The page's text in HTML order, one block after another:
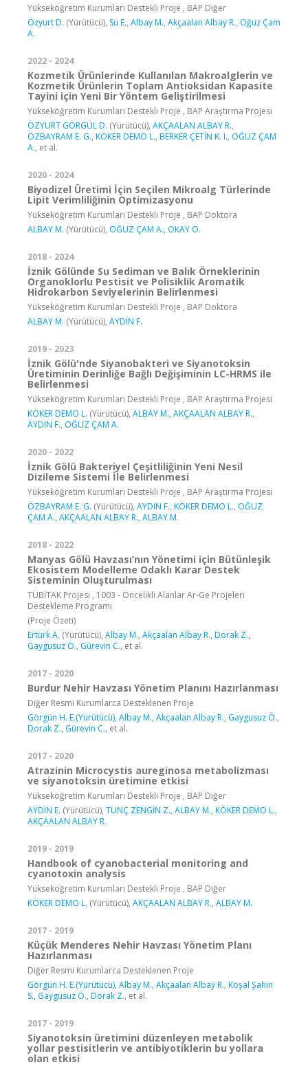
Yükseköğretim Kurumları Destekli Proje , BAP Diğer
Özyurt D. (Yürütücü), Su E., Albay M., Akçaalan Albay R., Oğuz Çam
A.
2022 - 2024
Kozmetik Ürünlerinde Kullanılan Makroalglerin ve
Kozmetik Ürünlerin Toplam Antioksidan Kapasite
Tayini için Yeni Bir Yöntem Geliştirilmesi
Yükseköğretim Kurumları Destekli Proje , BAP Araştırma Projesi
ÖZYURT GÖRGÜL D. (Yürütücü), AKÇAALAN ALBAY R.,
ÖZBAYRAM E. G., KÖKER DEMO L., BERKER ÇETİN K. I., OĞUZ ÇAM
A., et al.
2020 - 2024
Biyodizel Üretimi İçin Seçilen Mikroalg Türlerinde
Lipit Verimliliğinin Optimizasyonu
Yükseköğretim Kurumları Destekli Proje , BAP Doktora
ALBAY M. (Yürütücü), OĞUZ ÇAM A., OKAY O.
2018 - 2024
İznik Gölünde Su Sediman ve Balık Örneklerinin
Organoklorlu Pestisit ve Polisiklik Aromatik
Hidrokarbon Seviyelerinin Belirlenmesi
Yükseköğretim Kurumları Destekli Proje , BAP Doktora
ALBAY M. (Yürütücü), AYDIN F.
2019 - 2023
İznik Gölü'nde Siyanobakteri ve Siyanotoksin
Üretiminin Derinliğe Bağlı Değişiminin LC-HRMS ile
Belirlenmesi
Yükseköğretim Kurumları Destekli Proje , BAP Araştırma Projesi
KÖKER DEMO L. (Yürütücü), ALBAY M., AKÇAALAN ALBAY R.,
AYDIN F., OĞUZ ÇAM A.
2020 - 2022
İznik Gölü Bakteriyel Çeşitliliğinin Yeni Nesil
Dizileme Sistemi İle Belirlenmesi
Yükseköğretim Kurumları Destekli Proje , BAP Araştırma Projesi
ÖZBAYRAM E. G. (Yürütücü), AYDIN F., KÖKER DEMO L., OĞUZ
ÇAM A., AKÇAALAN ALBAY R., ALBAY M.
2018 - 2022
Manyas Gölü Havzası’nın Yönetimi için Bütünleşik
Ekosistem Modelleme Odaklı Karar Destek
Sisteminin Oluşturulması
TÜBİTAK Projesi , 1003 - Öncelikli Alanlar Ar-Ge Projeleri
Destekleme Programı
(Proje Özeti)
Ertürk A. (Yürütücü), Albay M., Akçaalan Albay R., Dorak Z.,
Gaygusuz Ö., Gürevin C., et al.
2017 - 2020
Burdur Nehir Havzası Yönetim Planını Hazırlanması
Diğer Resmi Kurumlarca Desteklenen Proje
Görgün H. E.(Yürütücü), Albay M., Akçaalan Albay R., Gaygusuz Ö.,
Dorak Z., Gürevin C., et al.
2017 - 2020
Atrazinin Microcystis aureginosa metabolizması
ve siyanotoksin üretimine etkisi
Yükseköğretim Kurumları Destekli Proje , BAP Diğer
AYDIN E. (Yürütücü), TUNÇ ZENGİN Z., ALBAY M., KÖKER DEMO L.,
AKÇAALAN ALBAY R.
2019 - 2019
Handbook of cyanobacterial monitoring and
cyanotoxin analysis
Yükseköğretim Kurumları Destekli Proje , BAP Diğer
KÖKER DEMO L. (Yürütücü), AKÇAALAN ALBAY R., ALBAY M.
2017 - 2019
Küçük Menderes Nehir Havzası Yönetim Planı
Hazırlanması
Diğer Resmi Kurumlarca Desteklenen Proje
Görgün H. E.(Yürütücü), Albay M., Akçaalan Albay R., Koşal Şahin
S., Gaygusuz Ö., Dorak Z., et al.
2017 - 2019
Siyanotoksin üretimini düzenleyen metabolik
yollar pestisitlerin ve antibiyotiklerin bu yollara
olan etkisi